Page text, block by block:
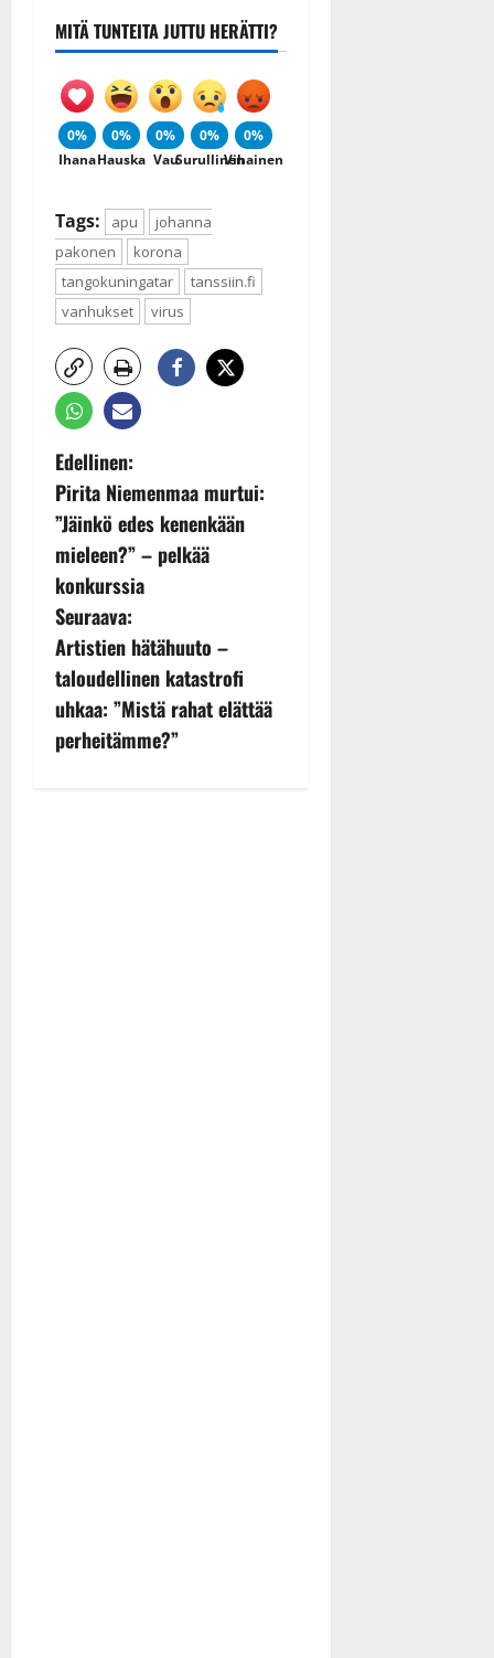
MITÄ TUNTEITA JUTTU HERÄTTI?
0%
Ihana
0%
Hauska
0%
Vau
0%
Surullinen
0%
Vihainen
Tags: apu
johanna
pakonen
korona
tangokuningatar
tanssiin.fi
vanhukset
virus
P
o
s
t
n
a
v
Edellinen:
Pirita Niemenmaa murtui:
”Jäinkö edes kenenkään
mieleen?” – pelkää
konkurssia
Seuraava:
Artistien hätähuuto –
taloudellinen katastrofi
uhkaa: ”Mistä rahat elättää
perheitämme?”